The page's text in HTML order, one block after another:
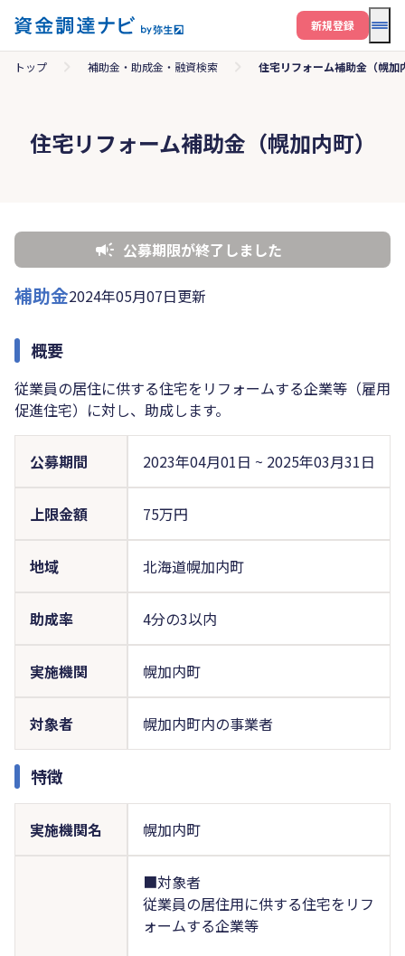
メ
新規登録
トップ 補助金・助成金・融資検索 住宅リフォーム補助金（幌加
住宅リフォーム補助金（幌加内町）
公募期限が終了しました
補助金2024年05月07日更新
概要
従業員の居住に供する住宅をリフォームする企業等（雇用
促進住宅）に対し、助成します。
公募期間 2023年04月01日 ~ 2025年03月31日
上限金額 75万円
地域 北海道幌加内町
助成率 4分の3以内
実施機関 幌加内町
対象者 幌加内町内の事業者
特徴
実施機関名 幌加内町
■対象者
従業員の居住用に供する住宅をリフ
ォームする企業等